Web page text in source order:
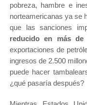
pobreza, hambre e
norteamericanas ya se
que las sanciones
reducido en más
exportaciones de
ingresos de 2.500
puede hacer
¿qué pasaría después?